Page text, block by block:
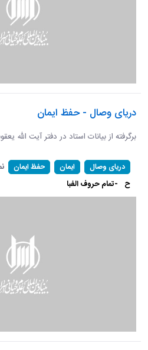
دریای وصال - حفظ ایمان
برگرفته از بیانات استاد در دفتر آیت الله
دریای وصال ایمان حفظ ایمان
ح -تمام حروف الفبا